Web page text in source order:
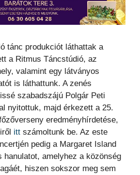
tánc produkciót láthattak a
a Ritmus Táncstúdió, az
valamint egy látványos
is láthattunk. A zenés
szabadszájú Polgár Peti
nyitottuk, majd érkezett a 25.
eredményhírdetése,
itt számoltunk be. Az este
pedig a Margaret Island
hanulatot, amelyhez a közönség
hiszen sokszor meg sem